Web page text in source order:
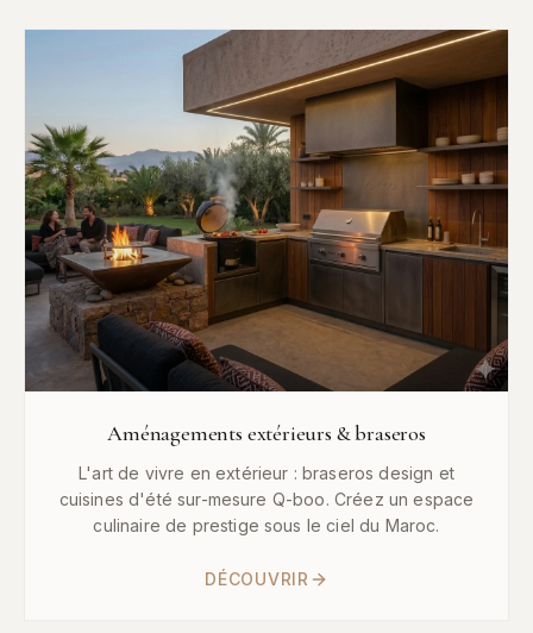
Aménagements extérieurs & braseros
L'art de vivre en extérieur : braseros design et
cuisines d'été sur-mesure Q-boo. Créez un espace
culinaire de prestige sous le ciel du Maroc.
DÉCOUVRIR